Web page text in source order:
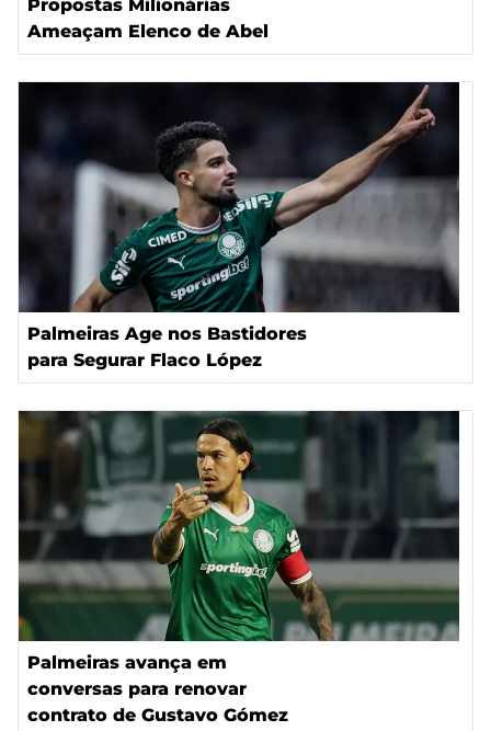
Propostas Milionárias
Ameaçam Elenco de Abel
Palmeiras Age nos Bastidores
para Segurar Flaco López
Palmeiras avança em
conversas para renovar
contrato de Gustavo Gómez